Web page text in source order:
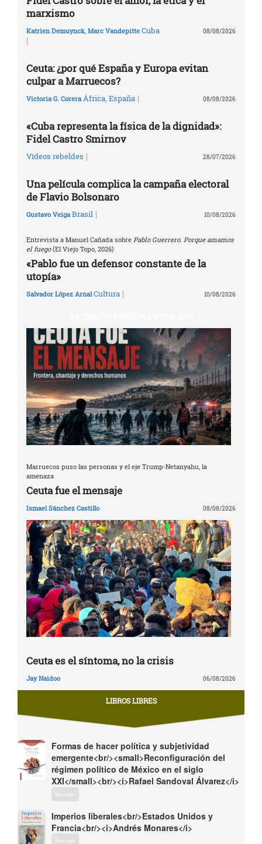
marxismo
Katrien Demuynck, Marc Vandepitte Cuba
|
08/08/2026
Ceuta: ¿por qué España y Europa evitan
culpar a Marruecos?
Victoria G. Corera África España | 08/08/2026
«Cuba representa la física de la dignidad»:
Fidel Castro Smirnov
Vídeos rebeldes | 28/07/2026
Una película complica la campaña electoral
de Flavio Bolsonaro
Gustavo Veiga Brasil | 10/08/2026
Entrevista a Manuel Cañada sobre Pablo Guerrero. Porque amamos
el fuego(El Viejo Topo, 2026)
«Pablo fue un defensor constante de la
utopía»
Salvador López Arnal Cultura | 10/08/2026
Marruecos puso las personas y el eje Trump-Netanyahu, la
amenaza
Ceuta fue el mensaje
Ismael Sánchez Castillo 08/08/2026
Ceuta es el síntoma, no la crisis
Jay Naidoo 06/08/2026
LIBROS LIBRES
Formas de hacer política y subjetividad
emergente<br/><small>Reconfiguración del
régimen político de México en el siglo
XXI</small><br/><i>Rafael Sandoval Álvarez</i>
Descargar
Imperios liberales<br/>Estados Unidos y
Francia<br/><i>Andrés Monares</i>
Descargar